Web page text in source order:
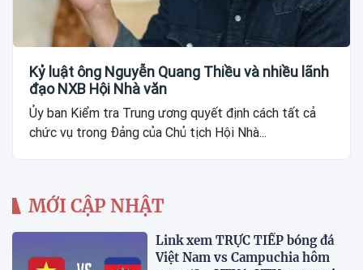
Kỷ luật ông Nguyễn Quang Thiều và nhiều lãnh
đạo NXB Hội Nhà văn
Ủy ban Kiểm tra Trung ương quyết định cách tất cả
chức vụ trong Đảng của Chủ tịch Hội Nhà...
MỚI CẬP NHẬT
Link xem TRỰC TIẾP bóng đá
Việt Nam vs Campuchia hôm